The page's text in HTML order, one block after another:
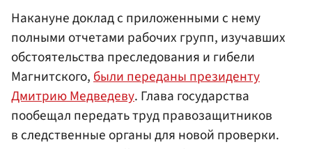
Накануне доклад с приложенными с нему
полными отчетами рабочих групп, изучавших
обстоятельства преследования и гибели
Магнитского,были переданы президенту
Дмитрию Медведеву. Глава государства
пообещал передать труд правозащитников
в следственные органы для новой проверки.